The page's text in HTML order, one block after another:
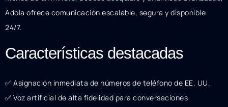
Adola ofrece comunicación escalable, segura y disponible
24/7.
Características destacadas
✅ Asignación inmediata de números de teléfono de EE. UU.
✅ Voz artificial de alta fidelidad para conversaciones